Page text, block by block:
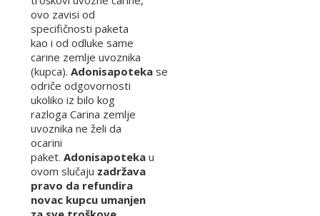
ovo zavisi od
specifičnosti paketa
kao i od odluke same
carine zemlje uvoznika
(kupca). Adonisapoteka se
odriče odgovornosti
ukoliko iz bilo kog
razloga Carina zemlje
uvoznika ne želi da
ocarini
paket. Adonisapoteka u
ovom slučaju zadržava
pravo da refundira
novac kupcu umanjen